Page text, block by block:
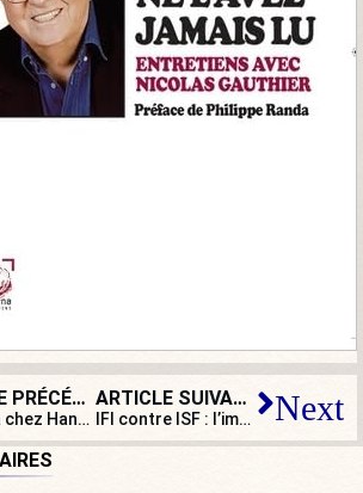
ARTICLE PRÉCÉDENT
Schiappa chez Hanouna pour animer le grand débat : l’apothéose du racolage !
ARTICLE SUIVANT
IFI contre ISF : I’immobilier empêche-t-il vraiment l’argent de circuler dans l’économie comme le prétend Emmanuel Macron ? Next